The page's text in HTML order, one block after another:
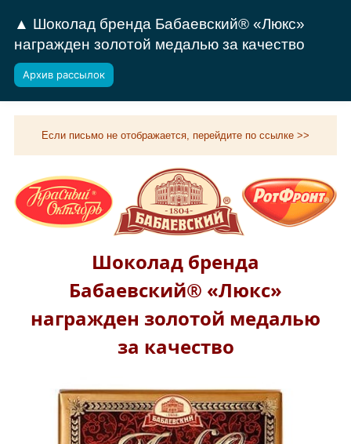
▲ Шоколад бренда Бабаевский® «Люкс»
награжден золотой медалью за качество
Архив рассылок
Если письмо не отображается, перейдите по ссылке >>
Шоколад бренда
Бабаевский® «Люкс»
награжден золотой медалью
за качество